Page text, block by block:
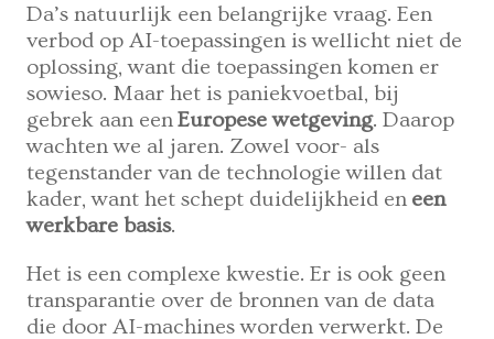
Da’s natuurlijk een belangrijke vraag. Een
verbod op AI-toepassingen is wellicht niet de
oplossing, want die toepassingen komen er
sowieso. Maar het is paniekvoetbal, bij
gebrek aan eenEuropese wetgeving. Daarop
wachten we al jaren. Zowel voor- als
tegenstander van de technologie willen dat
kader, want het schept duidelijkheid en een
werkbare basis.
Het is een complexe kwestie. Er is ook geen
transparantie over de bronnen van de data
die door AI-machines worden verwerkt. De